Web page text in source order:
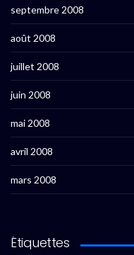
septembre 2008
août 2008
juillet 2008
juin 2008
mai 2008
avril 2008
mars 2008
Étiquettes